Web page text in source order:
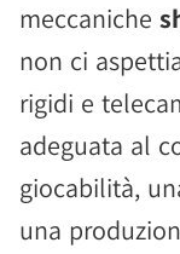
meccaniche
non ci
rigidi e
adeguata al
giocabilità,
una